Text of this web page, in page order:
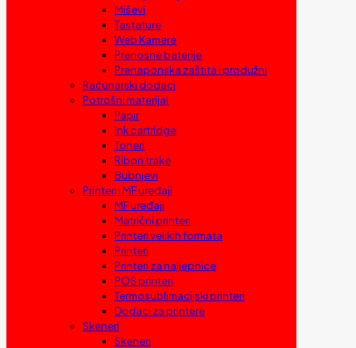
Miševi
Tastature
Web Kamere
Prenosne baterije
Prenaponska zaštita i produžni
Računarski dodaci
Potrošni materijal
Papir
Ink cartridge
Toneri
Ribon trake
Bubnjevi
Printeri i MF uređaji
MF uređaji
Matrični printeri
Printeri velikih formata
Printeri
Printeri za naljepnice
POS printeri
Termosublimacijski printeri
Dodaci za printere
Skeneri
Skeneri